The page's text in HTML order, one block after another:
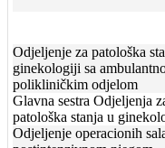
Odjeljenje za patološka
ginekologiji sa
polikliničkim odjelom
Glavna sestra Odjeljenja
patološka stanja u
Odjeljenje operacionih